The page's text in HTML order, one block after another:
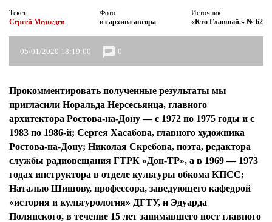
Текст:
Сергей Медведев
Фото:
из архива автора
Источник:
«Кто Главный.» № 62
05/01/2020 18:19:00 0
Прокомментировать полученные результаты мы
пригласили Норальда Нерсесьянца, главного
архитектора Ростова-на-Дону — с 1972 по 1975 годы и с
1983 по 1986-й; Сергея Хасабова, главного художника
Ростова-на-Дону; Николая Скребова, поэта, редактора
службы радиовещания ГТРК «Дон-ТР», а в 1969 — 1973
годах инструктора в отделе культуры обкома КПСС;
Наталью Шишову, профессора, заведующего кафедрой
«история и культурология» ДГТУ, и Эдуарда
Полянского, в течение 15 лет занимавшего пост главного